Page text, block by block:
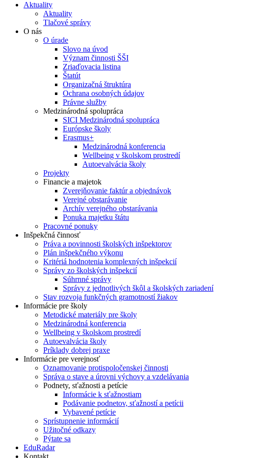
Aktuality
Aktuality
Tlačové správy
O nás
O úrade
Slovo na úvod
Význam činnosti ŠŠI
Zriaďovacia listina
Štatút
Organizačná štruktúra
Ochrana osobných údajov
Právne služby
Medzinárodná spolupráca
SICI Medzinárodná spolupráca
Európske školy
Erasmus+
Medzinárodná konferencia
Wellbeing v školskom prostredí
Autoevalvácia školy
Projekty
Financie a majetok
Zverejňovanie faktúr a objednávok
Verejné obstarávanie
Archív verejného obstarávania
Ponuka majetku štátu
Pracovné ponuky
Inšpekčná činnosť
Práva a povinnosti školských inšpektorov
Plán inšpekčného výkonu
Kritériá hodnotenia komplexných inšpekcií
Správy zo školských inšpekcií
Súhrnné správy
Správy z jednotlivých škôl a školských zariadení
Stav rozvoja funkčných gramotností žiakov
Informácie pre školy
Metodické materiály pre školy
Medzinárodná konferencia
Wellbeing v školskom prostredí
Autoevalvácia školy
Príklady dobrej praxe
Informácie pre verejnosť
Oznamovanie protispoločenskej činnosti
Správa o stave a úrovni výchovy a vzdelávania
Podnety, sťažnosti a petície
Informácie k sťažnostiam
Podávanie podnetov, sťažností a petícii
Vybavené petície
Sprístupnenie informácií
Užitočné odkazy
Pýtate sa
EduRadar
Kontakt